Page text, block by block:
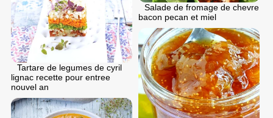
Salade de fromage de chevre
bacon pecan et miel
Tartare de legumes de cyril
lignac recette pour entree
nouvel an